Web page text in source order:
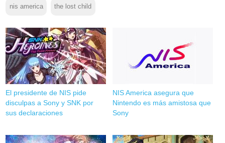
nis america the lost child
El presidente de NIS pide
disculpas a Sony y SNK por
sus declaraciones
NIS America asegura que
Nintendo es más amistosa que
Sony